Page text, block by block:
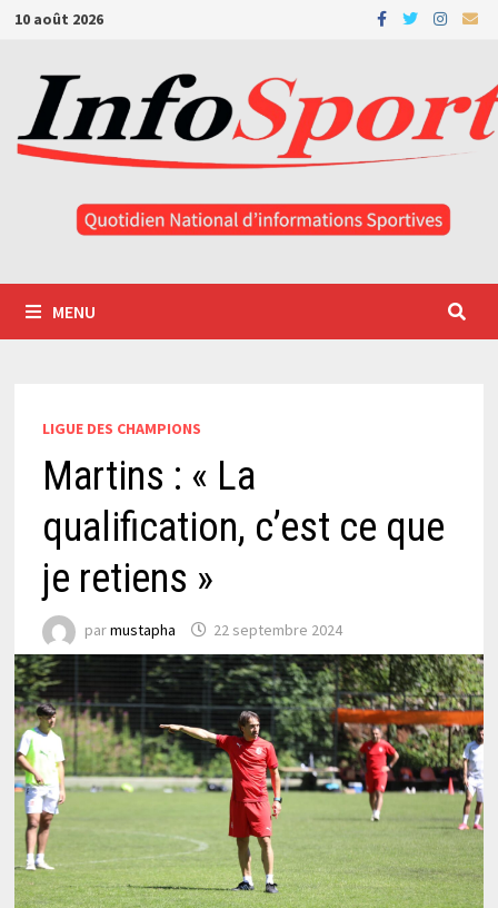
Passer
contenu
10 août 2026
MENU
LIGUE DES CHAMPIONS
Martins : « La
qualification, c’est ce que
je retiens »
parmustapha 22 septembre 2024